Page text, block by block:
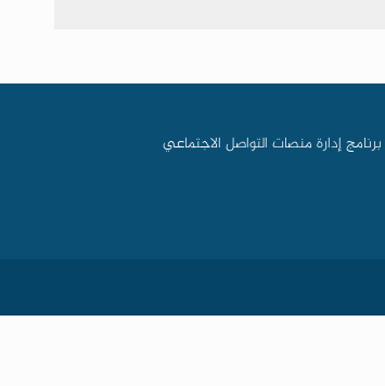
برنامج إدارة منصات التواصل الاجتماعي